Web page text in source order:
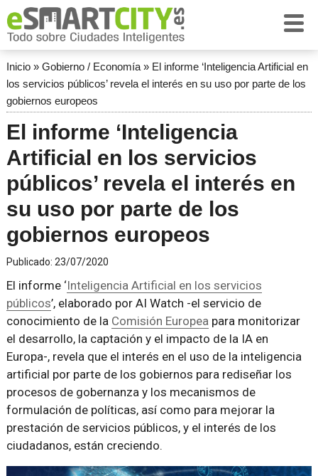
Inicio» Gobierno / Economía» El informe ‘Inteligencia Artificial en
los servicios públicos’ revela el interés en su uso por parte de los
gobiernos europeos
El informe ‘Inteligencia
Artificial en los servicios
públicos’ revela el interés en
su uso por parte de los
gobiernos europeos
Publicado: 23/07/2020
El informe ‘Inteligencia Artificial en los servicios
públicos’, elaborado por AI Watch -el servicio de
conocimiento de la Comisión Europeapara monitorizar
el desarrollo, la captación y el impacto de la IA en
Europa-, revela que el interés en el uso de la inteligencia
artificial por parte de los gobiernos para rediseñar los
procesos de gobernanza y los mecanismos de
formulación de políticas, así como para mejorar la
prestación de servicios públicos, y el interés de los
ciudadanos, están creciendo.